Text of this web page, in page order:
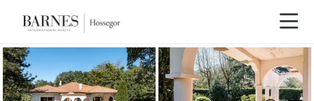
Recorrido en vídeo